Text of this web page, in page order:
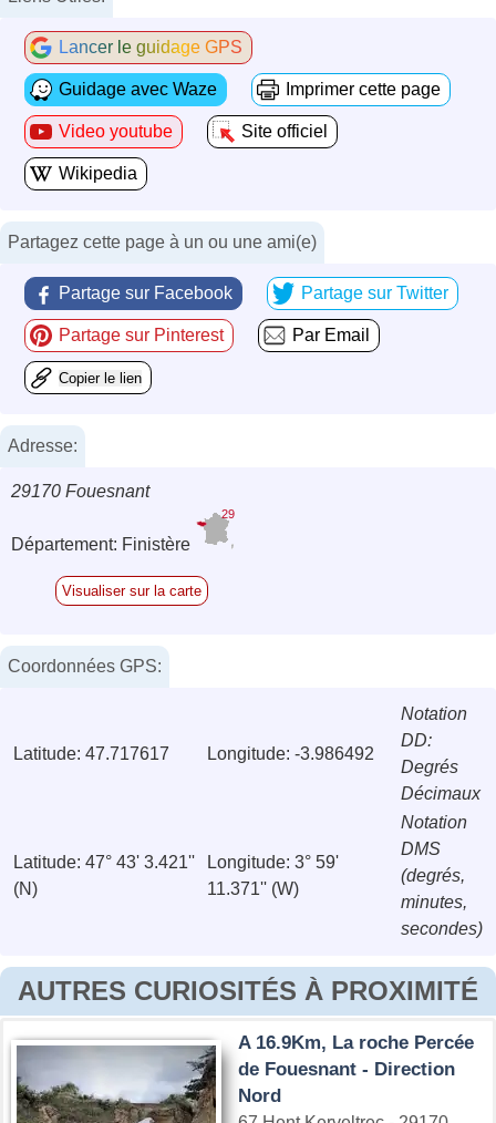
Lancer le guidage GPS
Guidage avec Waze Imprimer cette page
Video youtube Site officiel
Wikipedia
Partagez cette page à un ou une ami(e)
Partage sur Facebook Partage sur Twitter
Partage sur Pinterest Par Email
Copier le lien
Adresse:
29170 Fouesnant
Département: Finistère
29
Visualiser sur la carte
Coordonnées GPS:
Latitude: 47.717617 Longitude: -3.986492
Notation
DD:
Degrés
Décimaux
Latitude: 47° 43' 3.421''
(N)
Longitude: 3° 59'
11.371'' (W)
Notation
DMS
(degrés,
minutes,
secondes)
AUTRES CURIOSITÉS À PROXIMITÉ
A 16.9Km, La roche Percée
de Fouesnant - Direction
Nord